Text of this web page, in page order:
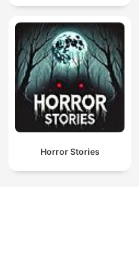
Horror Stories